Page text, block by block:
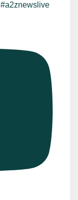
#a2znewslive